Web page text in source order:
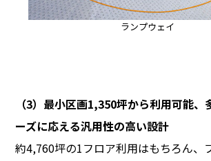
ランプウェイ
（3）最小区画1,350坪から利用可能、
ーズに応える汎用性の高い設計
約4,760坪の1フロア利用はもちろん、